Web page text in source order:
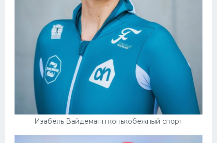
Изабель Вайдеманн конькобежный спорт